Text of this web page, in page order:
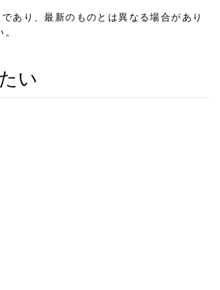
あり、最新のものとは異なる場合があり
い